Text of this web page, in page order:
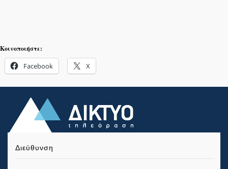
Κοινοποιήστε:
Facebook X
Διεύθυνση